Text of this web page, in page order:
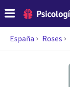
España Roses